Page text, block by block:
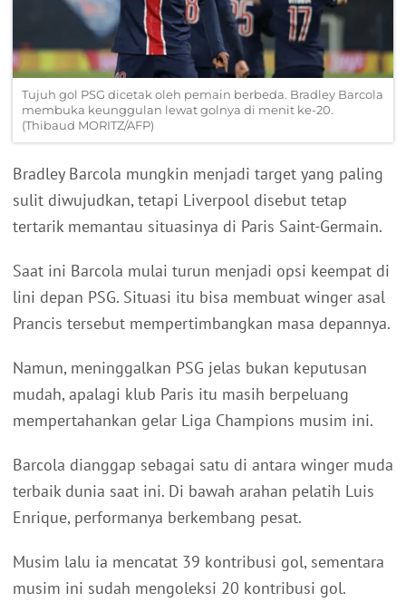
Tujuh gol PSG dicetak oleh pemain berbeda. Bradley Barcola
membuka keunggulan lewat golnya di menit ke-20.
(Thibaud MORITZ/AFP)
Bradley Barcola mungkin menjadi target yang paling
sulit diwujudkan, tetapi Liverpool disebut tetap
tertarik memantau situasinya di Paris Saint-Germain.
Saat ini Barcola mulai turun menjadi opsi keempat di
lini depan PSG. Situasi itu bisa membuat winger asal
Prancis tersebut mempertimbangkan masa depannya.
Namun, meninggalkan PSG jelas bukan keputusan
mudah, apalagi klub Paris itu masih berpeluang
mempertahankan gelar Liga Champions musim ini.
Barcola dianggap sebagai satu di antara winger muda
terbaik dunia saat ini. Di bawah arahan pelatih Luis
Enrique, performanya berkembang pesat.
Musim lalu ia mencatat 39 kontribusi gol, sementara
musim ini sudah mengoleksi 20 kontribusi gol.